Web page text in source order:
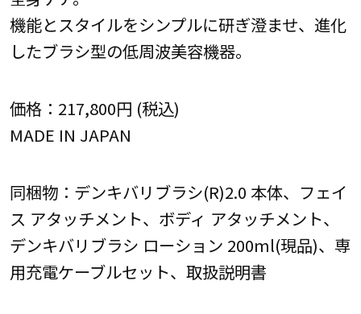
機能とスタイルをシンプルに研ぎ澄ませ、進化
したブラシ型の低周波美容機器。
価格：217,800円 (税込)
MADE IN JAPAN
同梱物：デンキバリブラシ(R)2.0 本体、フェイ
ス アタッチメント、ボディ アタッチメント、
デンキバリブラシ ローション 200ml(現品)、専
用充電ケーブルセット、取扱説明書